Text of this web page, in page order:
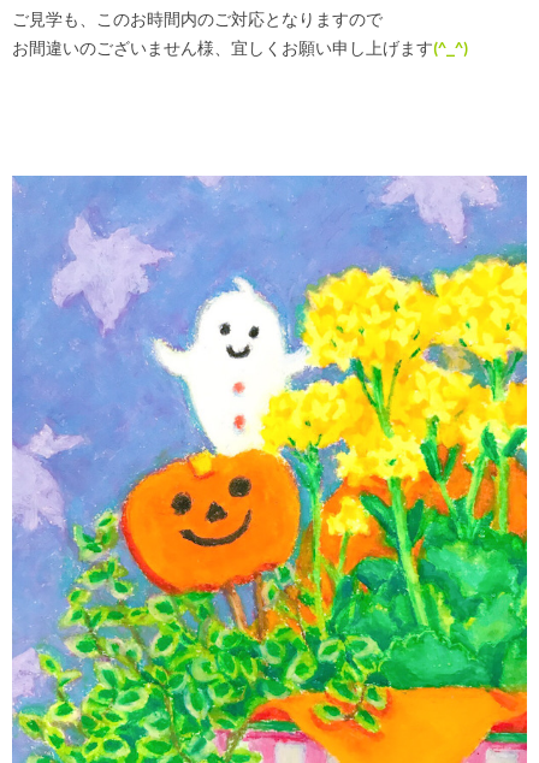
ご見学も、このお時間内のご対応となりますので
お間違いのございません様、宜しくお願い申し上げます(^_^)